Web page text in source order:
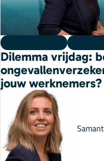
Dilemma vrijdag:
jouw werknemers?